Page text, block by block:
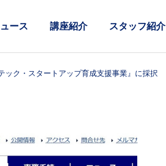
ース 講座紹介 スタッフ紹介
ク・スタートアップ育成支援事業』に採択